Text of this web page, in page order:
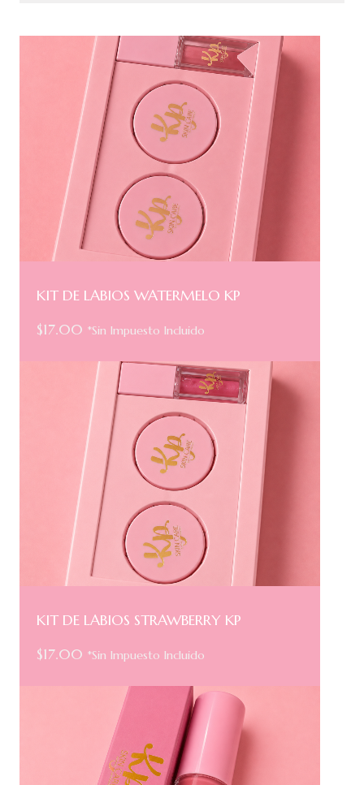
KIT DE LABIOS WATERMELO KP
$17.00 *Sin Impuesto Incluido
KIT DE LABIOS STRAWBERRY KP
$17.00 *Sin Impuesto Incluido